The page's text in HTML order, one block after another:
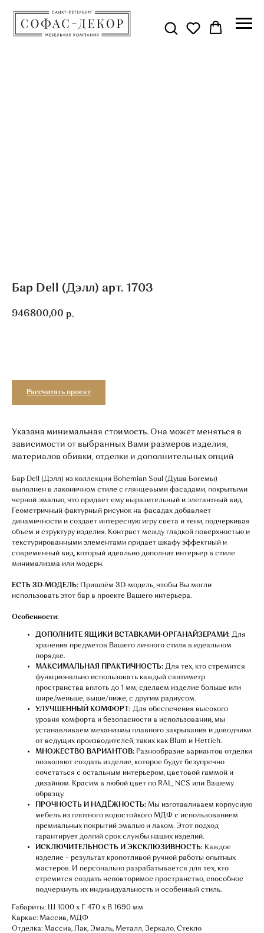
Бар Dell (Дэлл) арт. 1703
946800,00 р.
Рассчитать проект
Указана минимальная стоимость. Она может меняться в
зависимости от выбранных Вами размеров изделия,
материалов обивки, отделки и дополнительных опций
Бар Dell (Дэлл) из коллекции Bohemian Soul (Душа Богемы)
выполнен в лаконичном стиле с глянцевыми фасадами, покрытыми
черной эмалью, что придает ему выразительный и элегантный вид.
Геометричный фактурный рисунок на фасадах добавляет
динамичности и создает интересную игру света и тени, подчеркивая
объем и структуру изделия. Контраст между гладкой поверхностью и
текстурированными элементами придает шкафу эффектный и
современный вид, который идеально дополнит интерьер в стиле
минимализма или модерн.
ЕСТЬ 3D-МОДЕЛЬ:
Пришлём 3D-модель, чтобы Вы могли
использовать этот бар в проекте Вашего интерьера.
Особенности:
ДОПОЛНИТЕ ЯЩИКИ ВСТАВКАМИ-ОРГАНАЙЗЕРАМИ: Для
хранения предметов Вашего личного стиля в идеальном
порядке.
МАКСИМАЛЬНАЯ ПРАКТИЧНОСТЬ: Для тех, кто стремится
функционально использовать каждый сантиметр
пространства вплоть до 1 мм, сделаем изделие больше или
шире/меньше, выше/ниже, с другим радиусом.
УЛУЧШЕННЫЙ КОМФОРТ: Для обеспечения высокого
уровня комфорта и безопасности в использовании, мы
устанавливаем механизмы плавного закрывания и доводчики
от ведущих производителей, таких как Blum и Hettich.
МНОЖЕСТВО ВАРИАНТОВ: Разнообразие вариантов отделки
позволяют создать изделие, которое будут безупречно
сочетаться с остальным интерьером, цветовой гаммой и
дизайном. Красим в любой цвет по RAL, NCS или Вашему
образцу.
ПРОЧНОСТЬ И НАДЁЖНОСТЬ: Мы изготавливаем корпусную
мебель из плотного водостойкого МДФ с использованием
премиальных покрытий эмалью и лаком. Этот подход
гарантирует долгий срок службы наших изделий.
ИСКЛЮЧИТЕЛЬНОСТЬ И ЭКСКЛЮЗИВНОСТЬ: Каждое
изделие – результат кропотливой ручной работы опытных
мастеров. И персонально разрабатывается для тех, кто
стремится создать неповторимое пространство, способное
подчеркнуть их индивидуальность и особенный стиль.
Габариты: Ш 1000 х Г 470 х В 1690 мм
Каркас: Массив, МДФ
Отделка: Массив, Лак, Эмаль, Металл, Зеркало, Стекло
Воспользуйтесь формой обратной связи,
чтобы связаться с нами
НАШИ МЕНЕДЖЕРЫ
ГОТОВЫ ОТВЕТИТЬ
НА ЛЮБЫЕ ВОПРОСЫ